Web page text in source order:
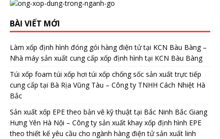
BÀI VIẾT MỚI
Làm xốp định hình đóng gói hàng điện tử tại KCN Bàu Bàng –
Nhà máy sản xuất cung cấp xốp định hình tại KCN Bàu Bàng
Túi xốp foam túi xốp hơi túi xốp chống sốc sản xuất trực tiếp
cung cấp tại Bà Rịa Vũng Tàu – Công ty TNHH Cách Nhiệt Hà
Bắc
Sản xuất xốp EPE theo bản vẽ kỹ thuật tại Bắc Ninh Bắc Giang
Hưng Yên Hà Nội – Công ty sản xuất khay xốp định hình EPE
theo thiết kế yêu cầu cho ngành hàng điện tử sản xuất linh